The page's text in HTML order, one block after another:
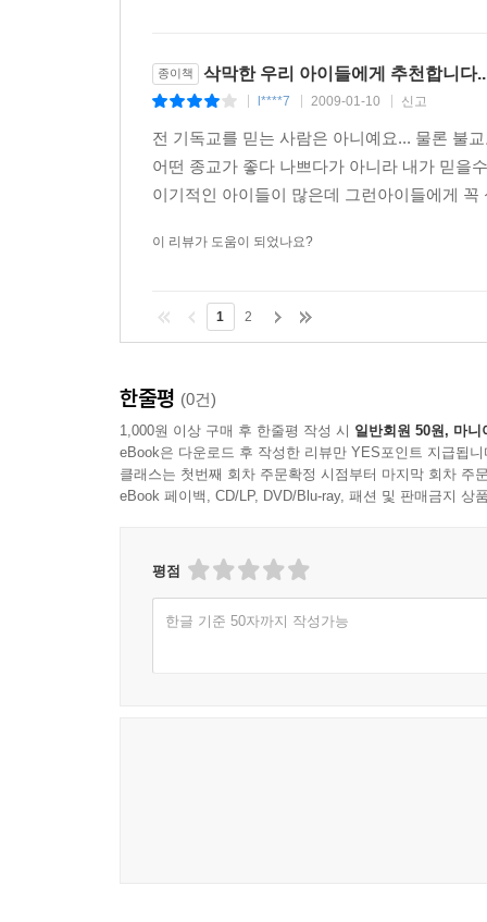
종이책 삭막한 우리 아이들에게 추천합니다
l****7 2009-01-10 신고
전 기독교를 믿는 사람은 아니예요... 물론 불
어떤 종교가 좋다 나쁘다가 아니라 내가 믿을
이기적인 아이들이 많은데 그런아이들에게
이 리뷰가 도움이 되었나요?
1 2
한줄평 (0건)
1,000원 이상 구매 후 한줄평 작성 시 일반회원 50원, 마니
eBook은 다운로드 후 작성한 리뷰만 YES포인트 지급됩니
클래스는 첫번째 회차 주문확정 시점부터 마지막 회차 주
eBook 페이백, CD/LP, DVD/Blu-ray, 패션 및 판매금지 상
평점
한글 기준 50자까지 작성가능